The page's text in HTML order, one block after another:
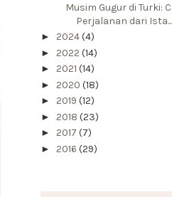
Musim Gugur di Turki:
Perjalanan dari Ista...
► 2024(4)
► 2022 (14)
► 2021 (14)
► 2020 (18)
► 2019 (12)
► 2018 (23)
► 2017 (7)
► 2016 (29)